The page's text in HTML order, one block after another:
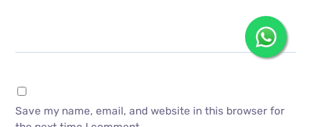
Save my name, email, and website in this browser for